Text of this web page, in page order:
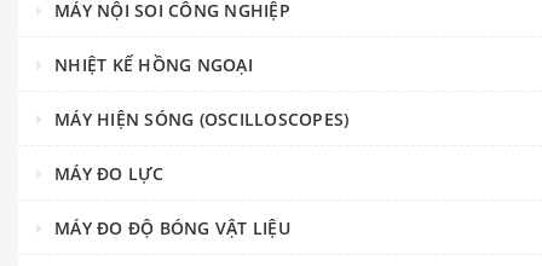
MÁY NỘI SOI CÔNG NGHIỆP
NHIỆT KẾ HỒNG NGOẠI
MÁY HIỆN SÓNG (OSCILLOSCOPES)
MÁY ĐO LỰC
MÁY ĐO ĐỘ BÓNG VẬT LIỆU